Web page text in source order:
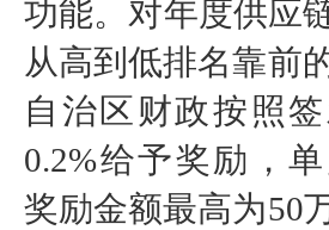
功能。对年度供应
从高到低排名靠前
自治区财政按照
0.2%给予奖励，
奖励金额最高为50